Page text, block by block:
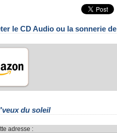
le CD Audio ou la sonnerie de
du soleil
adresse :